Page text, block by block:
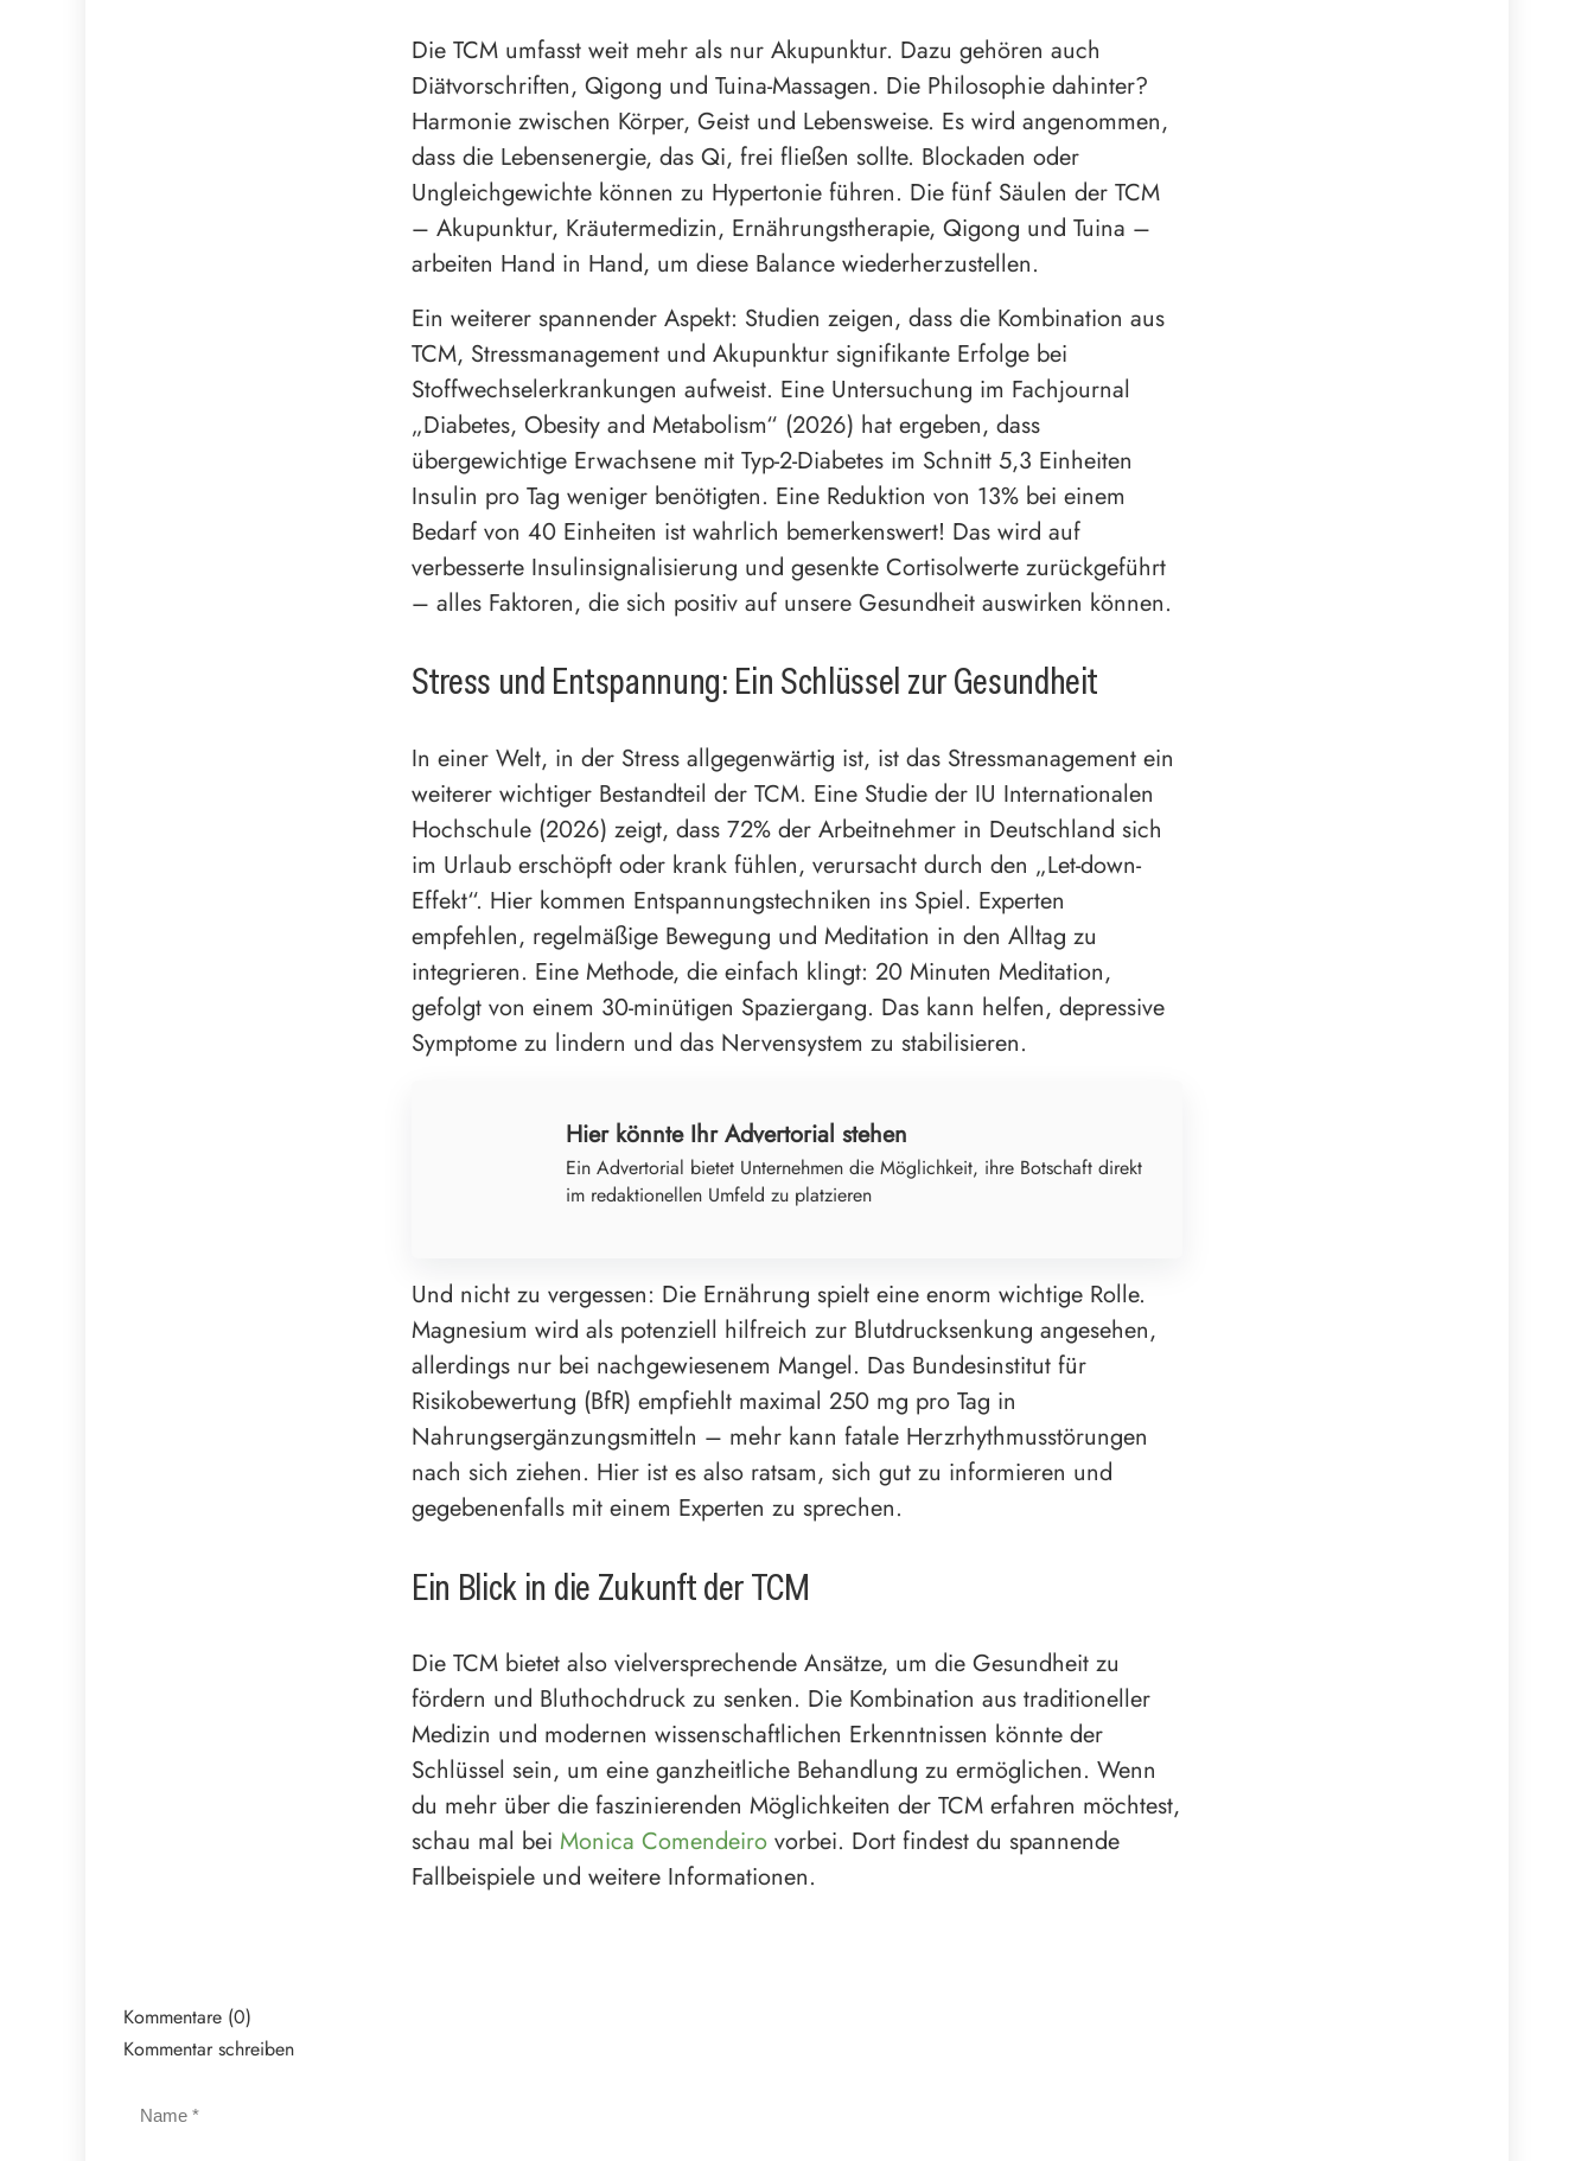
Die TCM umfasst weit mehr als nur Akupunktur. Dazu gehören auch
Diätvorschriften, Qigong und Tuina-Massagen. Die Philosophie dahinter?
Harmonie zwischen Körper, Geist und Lebensweise. Es wird angenommen,
dass die Lebensenergie, das Qi, frei fließen sollte. Blockaden oder
Ungleichgewichte können zu Hypertonie führen. Die fünf Säulen der TCM
– Akupunktur, Kräutermedizin, Ernährungstherapie, Qigong und Tuina –
arbeiten Hand in Hand, um diese Balance wiederherzustellen.
Ein weiterer spannender Aspekt: Studien zeigen, dass die Kombination aus
TCM, Stressmanagement und Akupunktur signifikante Erfolge bei
Stoffwechselerkrankungen aufweist. Eine Untersuchung im Fachjournal
„Diabetes, Obesity and Metabolism“ (2026) hat ergeben, dass
übergewichtige Erwachsene mit Typ-2-Diabetes im Schnitt 5,3 Einheiten
Insulin pro Tag weniger benötigten. Eine Reduktion von 13% bei einem
Bedarf von 40 Einheiten ist wahrlich bemerkenswert! Das wird auf
verbesserte Insulinsignalisierung und gesenkte Cortisolwerte zurückgeführt
– alles Faktoren, die sich positiv auf unsere Gesundheit auswirken können.
Stress und Entspannung: Ein Schlüssel zur Gesundheit
In einer Welt, in der Stress allgegenwärtig ist, ist das Stressmanagement ein
weiterer wichtiger Bestandteil der TCM. Eine Studie der IU Internationalen
Hochschule (2026) zeigt, dass 72% der Arbeitnehmer in Deutschland sich
im Urlaub erschöpft oder krank fühlen, verursacht durch den „Let-down-
Effekt“. Hier kommen Entspannungstechniken ins Spiel. Experten
empfehlen, regelmäßige Bewegung und Meditation in den Alltag zu
integrieren. Eine Methode, die einfach klingt: 20 Minuten Meditation,
gefolgt von einem 30-minütigen Spaziergang. Das kann helfen, depressive
Symptome zu lindern und das Nervensystem zu stabilisieren.
Hier könnte Ihr Advertorial stehen
Ein Advertorial bietet Unternehmen die Möglichkeit, ihre Botschaft direkt
im redaktionellen Umfeld zu platzieren
Und nicht zu vergessen: Die Ernährung spielt eine enorm wichtige Rolle.
Magnesium wird als potenziell hilfreich zur Blutdrucksenkung angesehen,
allerdings nur bei nachgewiesenem Mangel. Das Bundesinstitut für
Risikobewertung (BfR) empfiehlt maximal 250 mg pro Tag in
Nahrungsergänzungsmitteln – mehr kann fatale Herzrhythmusstörungen
nach sich ziehen. Hier ist es also ratsam, sich gut zu informieren und
gegebenenfalls mit einem Experten zu sprechen.
Ein Blick in die Zukunft der TCM
Die TCM bietet also vielversprechende Ansätze, um die Gesundheit zu
fördern und Bluthochdruck zu senken. Die Kombination aus traditioneller
Medizin und modernen wissenschaftlichen Erkenntnissen könnte der
Schlüssel sein, um eine ganzheitliche Behandlung zu ermöglichen. Wenn
du mehr über die faszinierenden Möglichkeiten der TCM erfahren möchtest,
schau mal bei Monica Comendeiro vorbei. Dort findest du spannende
Fallbeispiele und weitere Informationen.
Kommentare (0)
Kommentar schreiben